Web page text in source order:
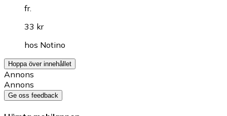
fr.
33 kr
hos Notino
Hoppa över innehållet
Annons
Annons
Ge oss feedback